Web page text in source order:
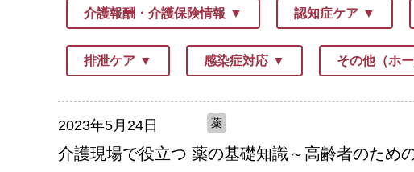
介護報酬・介護保険情報 認知症ケア
排泄ケア 感染症対応 その他（ホー
2023年5月24日 薬
介護現場で役立つ 薬の基礎知識～高齢者のため